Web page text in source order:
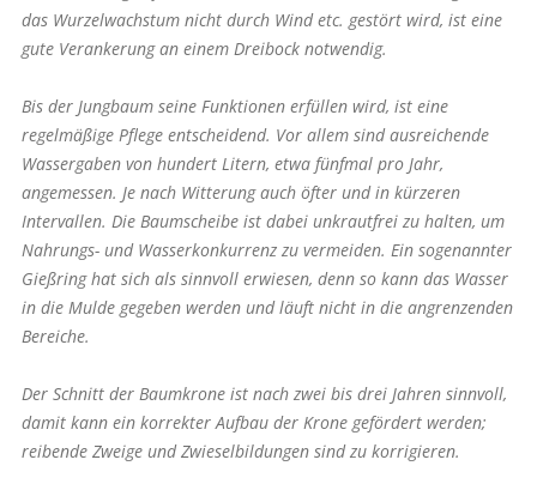
das Wurzelwachstum nicht durch Wind etc. gestört wird, ist eine
gute Verankerung an einem Dreibock notwendig.
Bis der Jungbaum seine Funktionen erfüllen wird, ist eine
regelmäßige Pflege entscheidend. Vor allem sind ausreichende
Wassergaben von hundert Litern, etwa fünfmal pro Jahr,
angemessen. Je nach Witterung auch öfter und in kürzeren
Intervallen. Die Baumscheibe ist dabei unkrautfrei zu halten, um
Nahrungs- und Wasserkonkurrenz zu vermeiden. Ein sogenannter
Gießring hat sich als sinnvoll erwiesen, denn so kann das Wasser
in die Mulde gegeben werden und läuft nicht in die angrenzenden
Bereiche.
Der Schnitt der Baumkrone ist nach zwei bis drei Jahren sinnvoll,
damit kann ein korrekter Aufbau der Krone gefördert werden;
reibende Zweige und Zwieselbildungen sind zu korrigieren.